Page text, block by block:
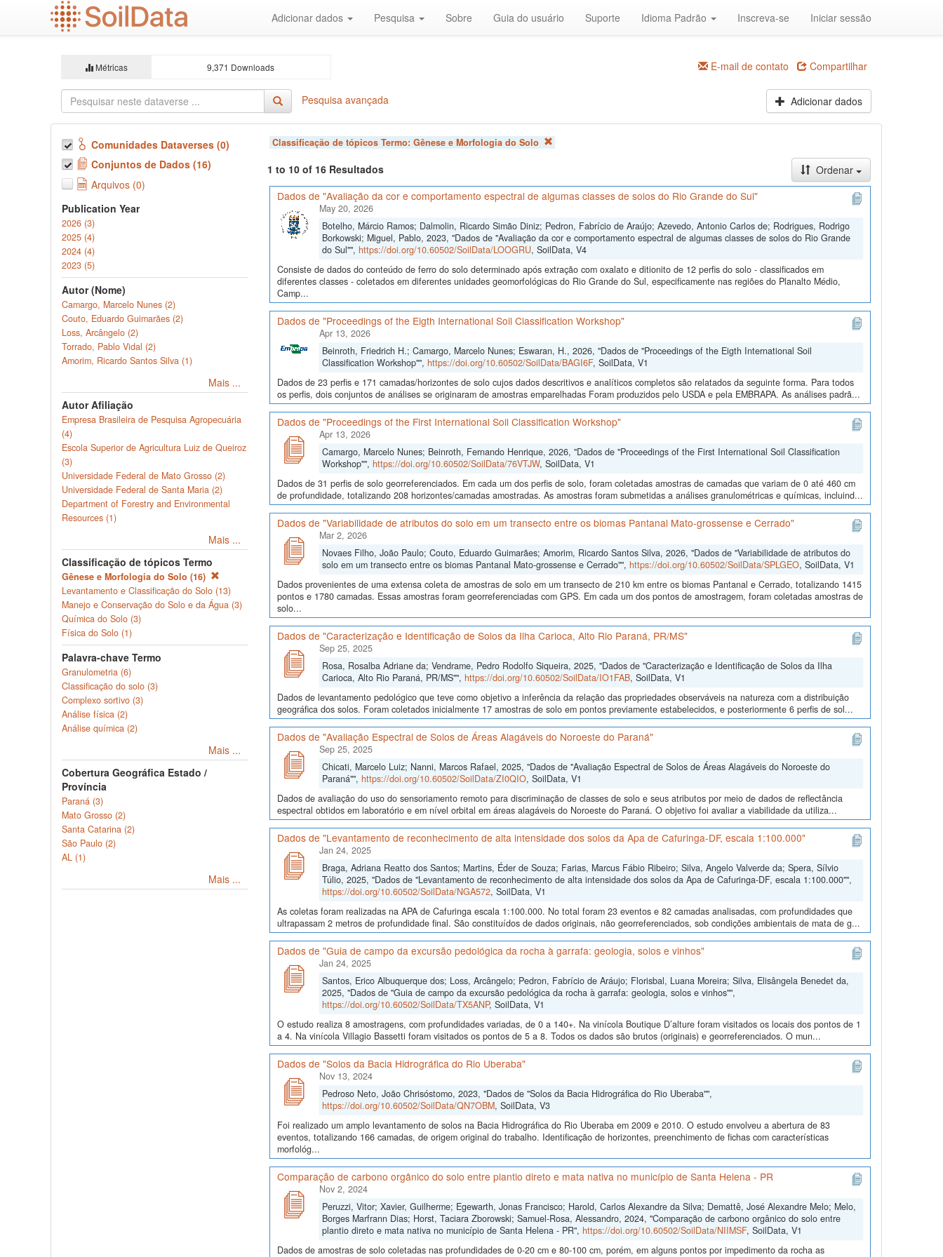
Adicionar dados Pesquisa Sobre Guia do usuário Suporte Idioma Padrão Inscreva-se Iniciar sessão
Métricas 9,371 Downloads E-mail de contato Compartilhar
Pesquisa avançada Adicionar dados
Comunidades Dataverses (0)
Conjuntos de Dados (16)
Arquivos (0)
Publication Year
2026 (3)
2025 (4)
2024 (4)
2023 (5)
Autor (Nome)
Camargo, Marcelo Nunes (2)
Couto, Eduardo Guimarães (2)
Loss, Arcângelo (2)
Torrado, Pablo Vidal (2)
Amorim, Ricardo Santos Silva (1)
Mais ...
Autor Afiliação
Empresa Brasileira de Pesquisa Agropecuária
(4)
Escola Superior de Agricultura Luiz de Queiroz
(3)
Universidade Federal de Mato Grosso (2)
Universidade Federal de Santa Maria (2)
Department of Forestry and Environmental
Resources (1)
Mais ...
Classificação de tópicos Termo
Gênese e Morfologia do Solo (16)
Levantamento e Classificação do Solo (13)
Manejo e Conservação do Solo e da Água (3)
Química do Solo (3)
Física do Solo (1)
Palavra-chave Termo
Granulometria (6)
Classificação do solo (3)
Complexo sortivo (3)
Análise física (2)
Análise química (2)
Mais ...
Cobertura Geográfica Estado /
Província
Paraná (3)
Mato Grosso (2)
Santa Catarina (2)
São Paulo (2)
AL (1)
Mais ...
Classificação de tópicos Termo: Gênese e Morfologia do Solo
1 to 10 of 16 Resultados
Ordenar
Dados de "Avaliação da cor e comportamento espectral de algumas classes de solos do Rio Grande do Sul"
May 20, 2026
Botelho, Márcio Ramos; Dalmolin, Ricardo Simão Diniz; Pedron, Fabrício de Araújo; Azevedo, Antonio Carlos de; Rodrigues, Rodrigo
Borkowski; Miguel, Pablo, 2023, "Dados de "Avaliação da cor e comportamento espectral de algumas classes de solos do Rio Grande
do Sul"", https://doi.org/10.60502/SoilData/LOOGRU, SoilData, V4
Consiste de dados do conteúdo de ferro do solo determinado após extração com oxalato e ditionito de 12 perfis do solo - classificados em
diferentes classes - coletados em diferentes unidades geomorfológicas do Rio Grande do Sul, especificamente nas regiões do Planalto Médio,
Camp...
Dados de "Proceedings of the Eigth International Soil Classification Workshop"
Apr 13, 2026
Beinroth, Friedrich H.; Camargo, Marcelo Nunes; Eswaran, H., 2026, "Dados de "Proceedings of the Eigth International Soil
Classification Workshop"", https://doi.org/10.60502/SoilData/BAGI6F, SoilData, V1
Dados de 23 perfis e 171 camadas/horizontes de solo cujos dados descritivos e analíticos completos são relatados da seguinte forma. Para todos
os perfis, dois conjuntos de análises se originaram de amostras emparelhadas Foram produzidos pelo USDA e pela EMBRAPA. As análises padrã...
Dados de "Proceedings of the First International Soil Classification Workshop"
Apr 13, 2026
Camargo, Marcelo Nunes; Beinroth, Fernando Henrique, 2026, "Dados de "Proceedings of the First International Soil Classification
Workshop"", https://doi.org/10.60502/SoilData/76VTJW, SoilData, V1
Dados de 31 perfis de solo georreferenciados. Em cada um dos perfis de solo, foram coletadas amostras de camadas que variam de 0 até 460 cm
de profundidade, totalizando 208 horizontes/camadas amostradas. As amostras foram submetidas a análises granulométricas e químicas, incluind...
Dados de "Variabilidade de atributos do solo em um transecto entre os biomas Pantanal Mato-grossense e Cerrado"
Mar 2, 2026
Novaes Filho, João Paulo; Couto, Eduardo Guimarães; Amorim, Ricardo Santos Silva, 2026, "Dados de "Variabilidade de atributos do
solo em um transecto entre os biomas Pantanal Mato-grossense e Cerrado"", https://doi.org/10.60502/SoilData/SPLGEO, SoilData, V1
Dados provenientes de uma extensa coleta de amostras de solo em um transecto de 210 km entre os biomas Pantanal e Cerrado, totalizando 1415
pontos e 1780 camadas. Essas amostras foram georreferenciadas com GPS. Em cada um dos pontos de amostragem, foram coletadas amostras de
solo...
Dados de "Caracterização e Identificação de Solos da Ilha Carioca, Alto Rio Paraná, PR/MS"
Sep 25, 2025
Rosa, Rosalba Adriane da; Vendrame, Pedro Rodolfo Siqueira, 2025, "Dados de "Caracterização e Identificação de Solos da Ilha
Carioca, Alto Rio Paraná, PR/MS"", https://doi.org/10.60502/SoilData/IO1FAB, SoilData, V1
Dados de levantamento pedológico que teve como objetivo a inferência da relação das propriedades observáveis na natureza com a distribuição
geográfica dos solos. Foram coletados inicialmente 17 amostras de solo em pontos previamente estabelecidos, e posteriormente 6 perfis de sol...
Dados de "Avaliação Espectral de Solos de Áreas Alagáveis do Noroeste do Paraná"
Sep 25, 2025
Chicati, Marcelo Luiz; Nanni, Marcos Rafael, 2025, "Dados de "Avaliação Espectral de Solos de Áreas Alagáveis do Noroeste do
Paraná"", https://doi.org/10.60502/SoilData/ZI0QIO, SoilData, V1
Dados de avaliação do uso do sensoriamento remoto para discriminação de classes de solo e seus atributos por meio de dados de reflectância
espectral obtidos em laboratório e em nível orbital em áreas alagáveis do Noroeste do Paraná. O objetivo foi avaliar a viabilidade da utiliza...
Dados de "Levantamento de reconhecimento de alta intensidade dos solos da Apa de Cafuringa-DF, escala 1:100.000"
Jan 24, 2025
Braga, Adriana Reatto dos Santos; Martins, Éder de Souza; Farias, Marcus Fábio Ribeiro; Silva, Angelo Valverde da; Spera, Sílvio
Túlio, 2025, "Dados de "Levantamento de reconhecimento de alta intensidade dos solos da Apa de Cafuringa-DF, escala 1:100.000"",
https://doi.org/10.60502/SoilData/NGA572, SoilData, V1
As coletas foram realizadas na APA de Cafuringa escala 1:100.000. No total foram 23 eventos e 82 camadas analisadas, com profundidades que
ultrapassam 2 metros de profundidade final. São constituídos de dados originais, não georreferenciados, sob condições ambientais de mata de g...
Dados de "Guia de campo da excursão pedológica da rocha à garrafa: geologia, solos e vinhos"
Jan 24, 2025
Santos, Erico Albuquerque dos; Loss, Arcângelo; Pedron, Fabrício de Aráujo; Florisbal, Luana Moreira; Silva, Elisângela Benedet da,
2025, "Dados de "Guia de campo da excursão pedológica da rocha à garrafa: geologia, solos e vinhos"",
https://doi.org/10.60502/SoilData/TX5ANP, SoilData, V1
O estudo realiza 8 amostragens, com profundidades variadas, de 0 a 140+. Na vinícola Boutique D’alture foram visitados os locais dos pontos de 1
a 4. Na vinícola Villagio Bassetti foram visitados os pontos de 5 a 8. Todos os dados são brutos (originais) e georreferenciados. O mun...
Dados de "Solos da Bacia Hidrográfica do Rio Uberaba"
Nov 13, 2024
Pedroso Neto, João Chrisóstomo, 2023, "Dados de "Solos da Bacia Hidrográfica do Rio Uberaba"",
https://doi.org/10.60502/SoilData/QN7OBM, SoilData, V3
Foi realizado um amplo levantamento de solos na Bacia Hidrográfica do Rio Uberaba em 2009 e 2010. O estudo envolveu a abertura de 83
eventos, totalizando 166 camadas, de origem original do trabalho. Identificação de horizontes, preenchimento de fichas com características
morfológ...
Comparação de carbono orgânico do solo entre plantio direto e mata nativa no município de Santa Helena - PR
Nov 2, 2024
Peruzzi, Vitor; Xavier, Guilherme; Egewarth, Jonas Francisco; Harold, Carlos Alexandre da Silva; Demattê, José Alexandre Melo; Melo,
Borges Marfrann Dias; Horst, Taciara Zborowski; Samuel-Rosa, Alessandro, 2024, "Comparação de carbono orgânico do solo entre
plantio direto e mata nativa no município de Santa Helena - PR", https://doi.org/10.60502/SoilData/NIIMSF, SoilData, V1
Dados de amostras de solo coletadas nas profundidades de 0-20 cm e 80-100 cm, porém, em alguns pontos por impedimento da rocha as